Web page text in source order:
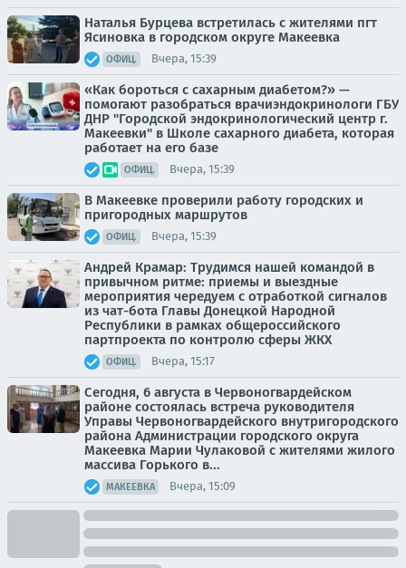
Наталья Бурцева встретилась с жителями пгт
Ясиновка в городском округе Макеевка
ОФИЦ. Вчера, 15:39
«Как бороться с сахарным диабетом?» —
помогают разобраться врачиэндокринологи ГБУ
ДНР "Городской эндокринологический центр г.
Макеевки" в Школе сахарного диабета, которая
работает на его базе
ОФИЦ. Вчера, 15:39
В Макеевке проверили работу городских и
пригородных маршрутов
ОФИЦ. Вчера, 15:39
Андрей Крамар: Трудимся нашей командой в
привычном ритме: приемы и выездные
мероприятия чередуем с отработкой сигналов
из чат-бота Главы Донецкой Народной
Республики в рамках общероссийского
партпроекта по контролю сферы ЖКХ
ОФИЦ. Вчера, 15:17
Сегодня, 6 августа в Червоногвардейском
районе состоялась встреча руководителя
Управы Червоногвардейского внутригородского
района Администрации городского округа
Макеевка Марии Чулаковой с жителями жилого
массива Горького в...
МАКЕЕВКА Вчера, 15:09